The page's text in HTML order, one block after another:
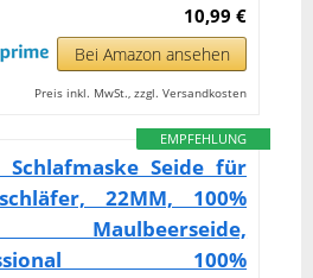
10,99 €
Bei Amazon ansehen
Preis inkl. MwSt., zzgl. Versandkosten
EMPFEHLUNG
Schlafmaske Seide für
22MM, 100%
100%